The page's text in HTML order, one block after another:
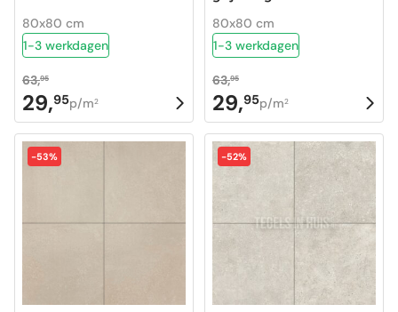
gerectificeerd R10
80x80 cm
1-3 werkdagen
63,95
Oorspronkelijke
prijs
was:
63,95.
29,95
Huidige
prijs
is:
29,95.
p/m2
gerectificeerd R10
80x80 cm
1-3 werkdagen
63,95
Oorspronkelijke
prijs
was:
63,95.
29,95
Huidige
prijs
is:
29,95.
p/m2
-53% -52%